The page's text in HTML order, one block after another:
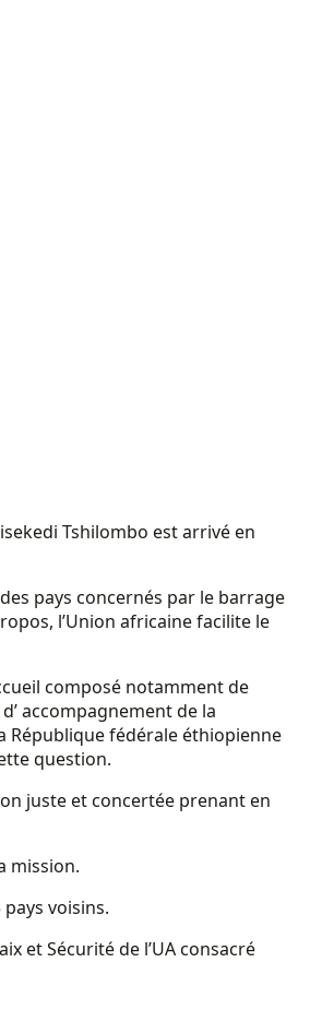
Tshilombo est arrivé en
pays concernés par le barrage
l’Union africaine facilite le
composé notamment de
accompagnement de la
République fédérale éthiopienne
question.
juste et concertée prenant en
mission.
voisins.
et Sécurité de l’UA consacré